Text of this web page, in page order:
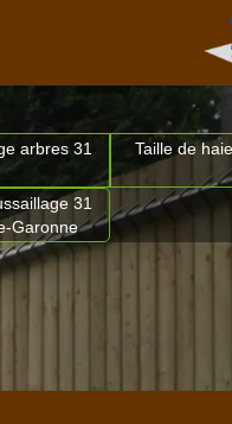
arbres 31 Taille de
31
Garonne